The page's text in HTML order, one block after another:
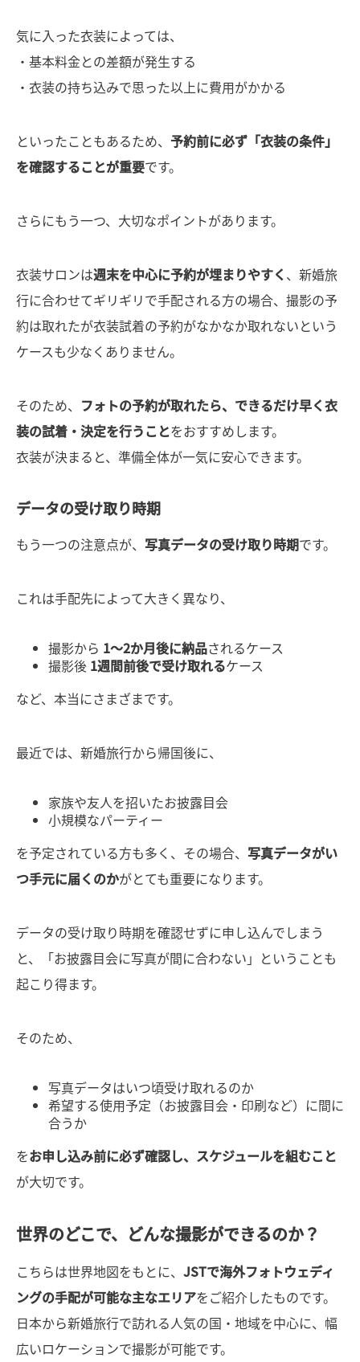
気に入った衣装によっては、
・基本料金との差額が発生する
・衣装の持ち込みで思った以上に費用がかかる
といったこともあるため、 予約前に必ず「衣装の条件」
を確認することが重要です。
さらにもう一つ、大切なポイントがあります。
衣装サロンは週末を中心に予約が埋まりやすく、新婚旅
行に合わせてギリギリで手配される方の場合、撮影の予
約は取れたが衣装試着の予約がなかなか取れないという
ケースも少なくありません。
そのため、 フォトの予約が取れたら、できるだけ早く衣
装の試着・決定を行うことをおすすめします。
衣装が決まると、準備全体が一気に安心できます。
データの受け取り時期
もう一つの注意点が、 写真データの受け取り時期です。
これは手配先によって大きく異なり、
撮影から 1〜2か月後に納品されるケース
撮影後 1週間前後で受け取れるケース
など、本当にさまざまです。
最近では、新婚旅行から帰国後に、
家族や友人を招いたお披露目会
小規模なパーティー
を予定されている方も多く、その場合、 写真データがい
つ手元に届くのかがとても重要になります。
データの受け取り時期を確認せずに申し込んでしまう
と、「お披露目会に写真が間に合わない」ということも
起こり得ます。
そのため、
写真データはいつ頃受け取れるのか
希望する使用予定（お披露目会・印刷など）に間に
合うか
をお申し込み前に必ず確認し、スケジュールを組むこと
が大切です。
世界のどこで、どんな撮影ができるのか？
こちらは世界地図をもとに、 JSTで海外フォトウェディ
ングの手配が可能な主なエリアをご紹介したものです。
日本から新婚旅行で訪れる人気の国・地域を中心に、幅
広いロケーションで撮影が可能です。